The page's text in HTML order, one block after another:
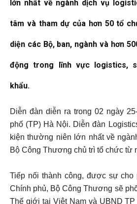
lớn nhất về ngành dịch vụ
tâm và tham dự của hơn 50 tổ
diện các Bộ, ban, ngành và hơn
động trong lĩnh vực logistics,
khẩu.
Diễn đàn diễn ra trong 02 ngày
phố (TP) Hà Nội. Diễn đàn
kiện thường niên lớn nhất về
Bộ Công Thương chủ trì tổ chức từ
Tiếp nối thành công, được sự cho
Chính phủ, Bộ Công Thương sẽ
Thế giới tại Việt Nam và UBND